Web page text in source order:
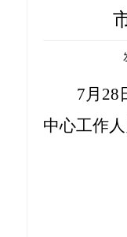
7月28
中心工作